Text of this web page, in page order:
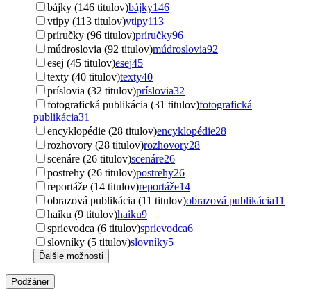
bájky (146 titulov)bájky146
vtipy (113 titulov)vtipy113
príručky (96 titulov)príručky96
múdroslovia (92 titulov)múdroslovia92
esej (45 titulov)esej45
texty (40 titulov)texty40
príslovia (32 titulov)príslovia32
fotografická publikácia (31 titulov)fotografická
publikácia31
encyklopédie (28 titulov)encyklopédie28
rozhovory (28 titulov)rozhovory28
scenáre (26 titulov)scenáre26
postrehy (26 titulov)postrehy26
reportáže (14 titulov)reportáže14
obrazová publikácia (11 titulov)obrazová publikácia11
haiku (9 titulov)haiku9
sprievodca (6 titulov)sprievodca6
slovníky (5 titulov)slovníky5
Ďalšie možnosti
Podžáner